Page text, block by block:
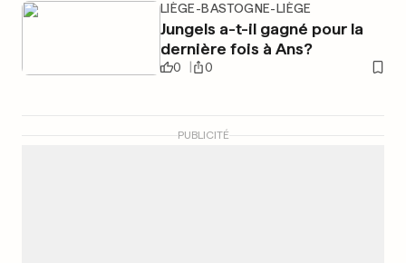
LIÈGE-BASTOGNE-LIÈGE
Jungels a-t-il gagné pour la
dernière fois à Ans?
0 0
PUBLICITÉ